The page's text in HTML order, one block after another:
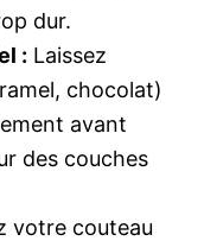
dur.
: Laissez
chocolat)
avant
des couches
votre couteau